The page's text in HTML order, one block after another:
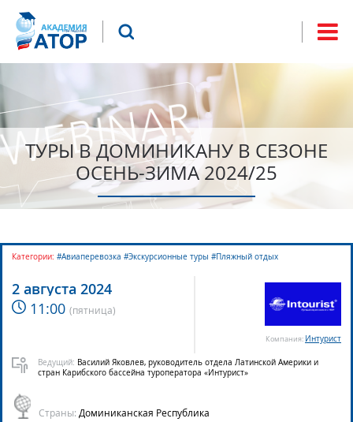
поиска
Что будем искать?
ТУРЫ В ДОМИНИКАНУ В СЕЗОНЕ
ОСЕНЬ-ЗИМА 2024/25
2 августа 2024
11:00 (пятница)
Компания: Интурист
Ведущий: Василий Яковлев, руководитель отдела Латинской Америки и
стран Карибского бассейна туроператора «Интурист»
Страны: Доминиканская Республика
Категории: #Авиаперевозка #Экскурсионные туры #Пляжный отдых